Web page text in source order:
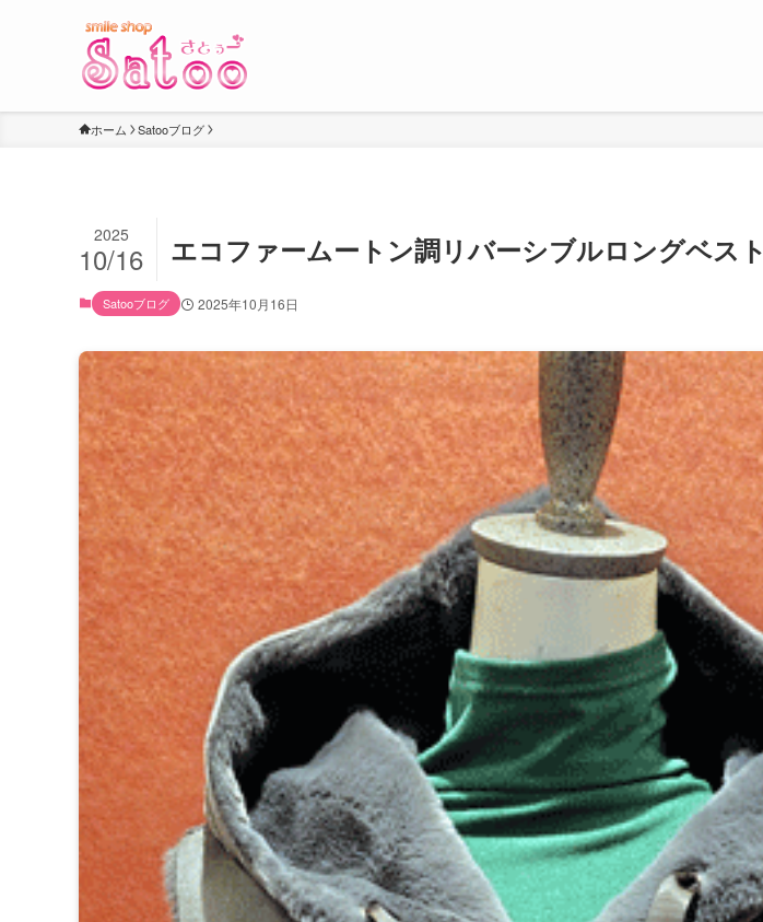
ホーム Satooブログ
エコファームートン調リバーシブルロングベスト
2025
10/16
Satooブログ 2025年10月16日